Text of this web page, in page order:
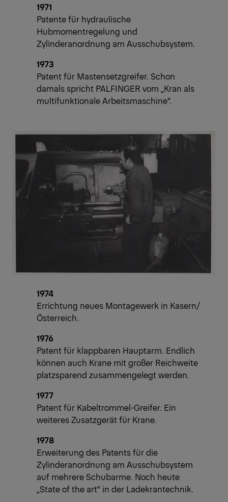
1971
Patente für hydraulische
Hubmomentregelung und
Zylinderanordnung am Ausschubsystem.
1973
Patent für Mastensetzgreifer. Schon
damals spricht PALFINGER vom „Kran als
multifunktionale Arbeitsmaschine“.
1974
Errichtung neues Montagewerk in Kasern/
Österreich.
1976
Patent für klappbaren Hauptarm. Endlich
können auch Krane mit großer Reichweite
platzsparend zusammengelegt werden.
1977
Patent für Kabeltrommel-Greifer. Ein
weiteres Zusatzgerät für Krane.
1978
Erweiterung des Patents für die
Zylinderanordnung am Ausschubsystem
auf mehrere Schubarme. Noch heute
„State of the art“ in der Ladekrantechnik.